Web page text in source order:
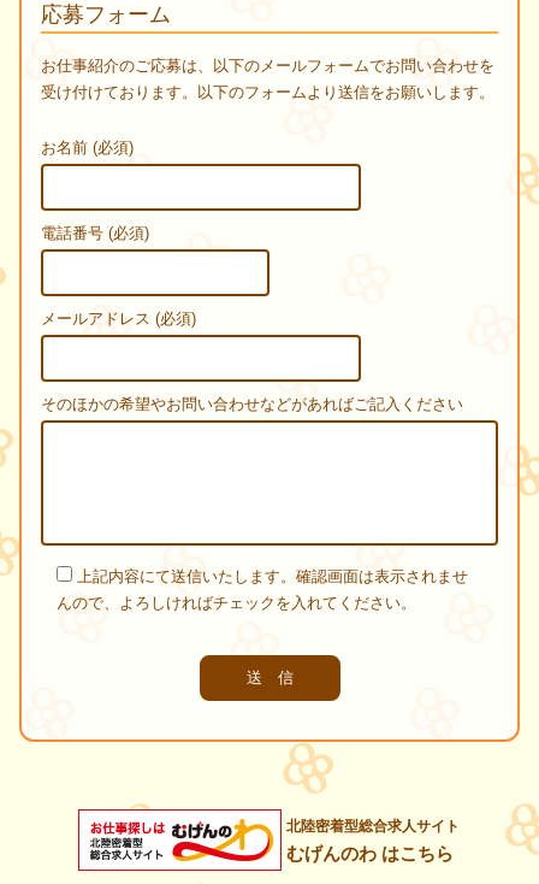
応募フォーム
お仕事紹介のご応募は、以下のメールフォームでお問い合わせを
受け付けております。以下のフォームより送信をお願いします。
お名前 (必須)
電話番号 (必須)
メールアドレス (必須)
そのほかの希望やお問い合わせなどがあればご記入ください
上記内容にて送信いたします。確認画面は表示されませ
んので、よろしければチェックを入れてください。
北陸密着型総合求人サイト
むげんのわ はこちら